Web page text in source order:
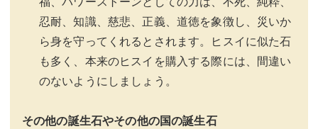
忍耐、知識、慈悲、正義、道徳を象徴し、災いか
ら身を守ってくれるとされます。ヒスイに似た石
も多く、本来のヒスイを購入する際には、間違い
のないようにしましょう。
その他の誕生石やその他の国の誕生石